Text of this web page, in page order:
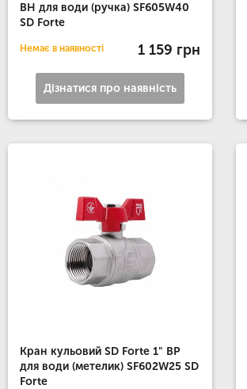
ВН для води (ручка) SF605W40
SD Forte
Немає в наявності 1 159 грн
Дізнатися про наявність
Кран кульовий SD Forte 1" ВР
для води (метелик) SF602W25 SD
Forte